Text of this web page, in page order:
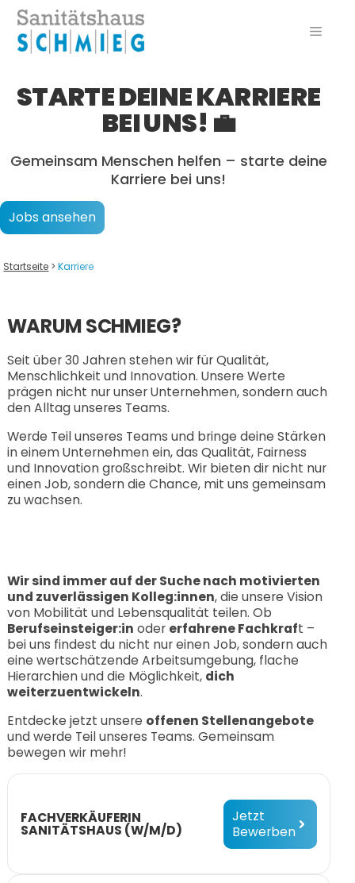
Zum
Inhalt
springen
Menü
STARTE DEINE KARRIERE
BEI UNS! 💼
Gemeinsam Menschen helfen – starte deine
Karriere bei uns!
Jobs ansehen
Startseite >Karriere
WARUM SCHMIEG?
Seit über 30 Jahren stehen wir für Qualität,
Menschlichkeit und Innovation. Unsere Werte
prägen nicht nur unser Unternehmen, sondern auch
den Alltag unseres Teams.
Werde Teil unseres Teams und bringe deine Stärken
in einem Unternehmen ein, das Qualität, Fairness
und Innovation großschreibt. Wir bieten dir nicht nur
einen Job, sondern die Chance, mit uns gemeinsam
zu wachsen.
Wir sind immer auf der Suche nach motivierten
und zuverlässigen Kolleg:innen, die unsere Vision
von Mobilität und Lebensqualität teilen. Ob
Berufseinsteiger:in oder erfahrene Fachkraft –
bei uns findest du nicht nur einen Job, sondern auch
eine wertschätzende Arbeitsumgebung, flache
Hierarchien und die Möglichkeit, dich
weiterzuentwickeln.
Entdecke jetzt unsere offenen Stellenangebote
und werde Teil unseres Teams. Gemeinsam
bewegen wir mehr!
FACHVERKÄUFERIN
SANITÄTSHAUS (W/M/D)
Jetzt
Bewerben